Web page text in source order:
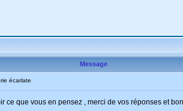
Message
écarlate
ce que vous en pensez , merci de vos réponses et